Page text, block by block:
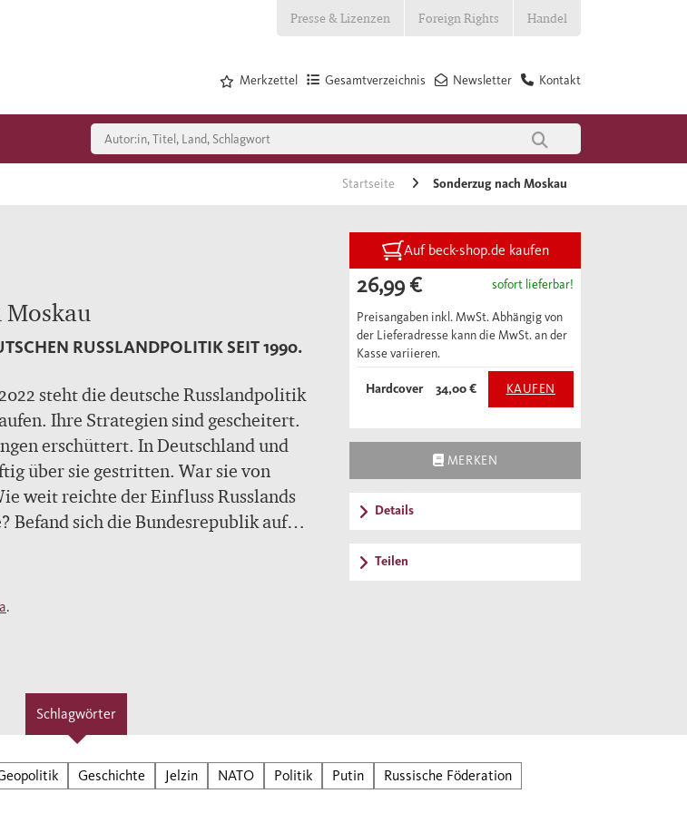
Presse & Lizenzen Foreign Rights Handel
Kontakt
Newsletter
Gesamtverzeichnis
Merkzettel
Startseite Sonderzug nach Moskau
Moskau
RUSSLANDPOLITIK SEIT 1990.
steht die deutsche Russlandpolitik
Ihre Strategien sind gescheitert.
erschüttert. In Deutschland und
über sie gestritten. War sie von
weit reichte der Einfluss Russlands
Befand sich die Bundesrepublik auf
Matteo Scianna hat bislang
ausgewertet und legt die erste
Aufarbeitung zu einem der
unter Helmut Kohl, zu den
Bundestagsfraktion oder
aus britischen und amerikanischen
Analyse zeigt, dass die
.
Auf beck-shop.de kaufen
26,99 € sofort lieferbar!
Preisangaben inkl. MwSt. Abhängig von
der Lieferadresse kann die MwSt. an der
Kasse variieren.
Hardcover 34,00 € KAUFEN
MERKEN
Details
Teilen
Schlagwörter
Geschichte Jelzin NATO Politik Putin Russische Föderation